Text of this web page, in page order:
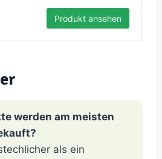
Produkt ansehen
werden am meisten
als ein